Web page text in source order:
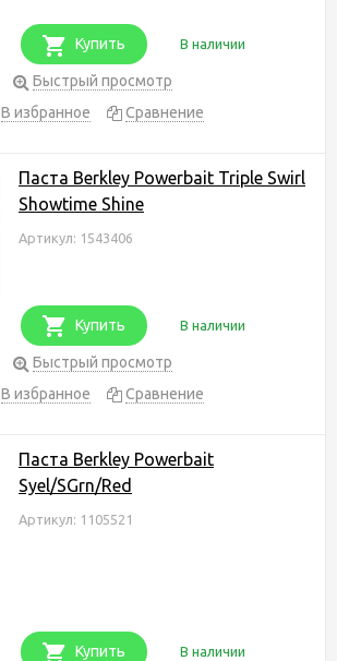
Купить В наличии
Быстрый просмотр
В избранное
Сравнение
Паста Berkley Powerbait Triple Swirl
Showtime Shine
Артикул: 1543406
Купить В наличии
Быстрый просмотр
В избранное
Сравнение
Паста Berkley Powerbait
Syel/SGrn/Red
Артикул: 1105521
Купить В наличии